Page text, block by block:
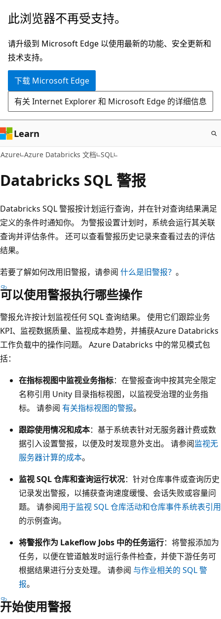
跳
主
要
内
此浏览器不再受支持。
请升级到 Microsoft Edge 以使用最新的功能、安全更新和
技术支持。
下载 Microsoft Edge
有关 Internet Explorer 和 Microsoft Edge 的详细信息
Learn
Azure Azure Databricks 文档 SQL
Databricks SQL 警报
Databricks SQL 警报按计划运行查询，并在针对查询结果满足
定义的条件时通知你。 为警报设置计划时，系统会运行其关联
查询并评估条件。 还可以查看警报历史记录来查看过去的评估
结果。
若要了解如何改用旧警报，请参阅 什么是旧警报？ 。
可以使用警报执行哪些操作
警报允许按计划监视任何 SQL 查询结果。 使用它们跟踪业务
KPI、监视数据质量、监视成本趋势，并捕获Azure Databricks
工作负载中的操作问题。 Azure Databricks 中的常见模式包
括：
在指标视图中监视业务指标：在警报查询中按其完全限定
名称引用 Unity 目录指标视图，以监视受治理的业务指
标。 请参阅 有关指标视图的警报。
跟踪使用情况和成本：基于系统表针对无服务器计费或数
据引入设置警报，以便及时发现意外支出。 请参阅监视无
服务器计算的成本。
监视 SQL 仓库和查询运行状况：针对仓库事件或查询历史
记录发出警报，以捕获查询速度缓慢、会话失败或容量问
题。 请参阅用于监视 SQL 仓库活动和仓库事件系统表引用
的示例查询。
将警报作为 Lakeflow Jobs 中的任务运行：将警报添加为
任务，以便在管道触发时运行条件检查，并使下游任务可
根据结果进行分支处理。 请参阅 与作业相关的 SQL 警
报。
开始使用警报